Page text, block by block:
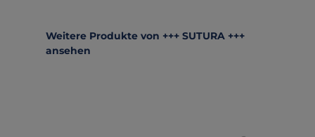
Produktgalerie überspringen
Weitere Produkte von +++ SUTURA +++
ansehen